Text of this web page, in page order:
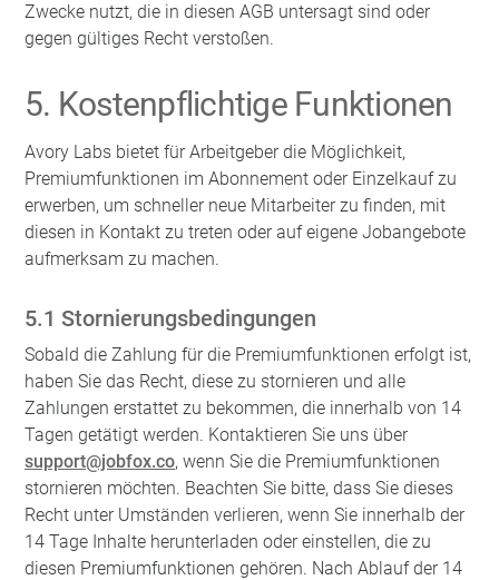
Zwecke nutzt, die in diesen AGB untersagt sind oder
gegen gültiges Recht verstoßen.
5. Kostenpflichtige Funktionen
Avory Labs bietet für Arbeitgeber die Möglichkeit,
Premiumfunktionen im Abonnement oder Einzelkauf zu
erwerben, um schneller neue Mitarbeiter zu finden, mit
diesen in Kontakt zu treten oder auf eigene Jobangebote
aufmerksam zu machen.
5.1 Stornierungsbedingungen
Sobald die Zahlung für die Premiumfunktionen erfolgt ist,
haben Sie das Recht, diese zu stornieren und alle
Zahlungen erstattet zu bekommen, die innerhalb von 14
Tagen getätigt werden. Kontaktieren Sie uns über
support@jobfox.co, wenn Sie die Premiumfunktionen
stornieren möchten. Beachten Sie bitte, dass Sie dieses
Recht unter Umständen verlieren, wenn Sie innerhalb der
14 Tage Inhalte herunterladen oder einstellen, die zu
diesen Premiumfunktionen gehören. Nach Ablauf der 14